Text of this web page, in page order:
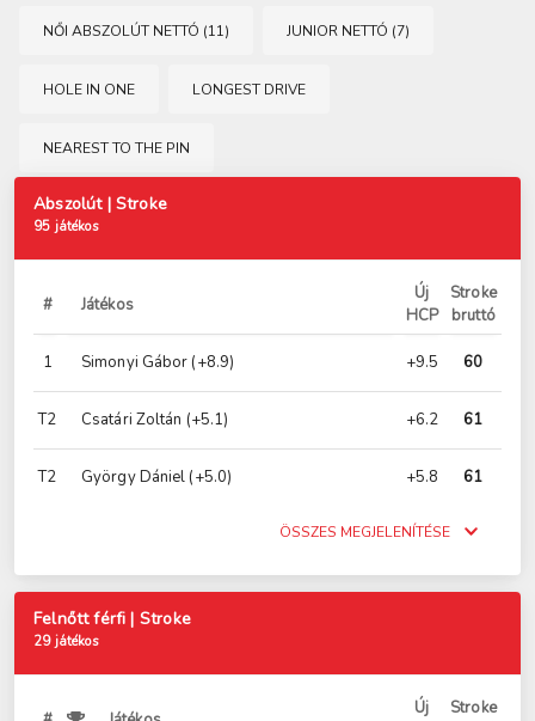
NŐI ABSZOLÚT NETTÓ (11) JUNIOR NETTÓ (7)
HOLE IN ONE LONGEST DRIVE
NEAREST TO THE PIN
Abszolút | Stroke
95 játékos
# Játékos
Új
HCP
Stroke
bruttó
1 Simonyi Gábor(+8.9) +9.5 60
T2 Csatári Zoltán (+5.1) +6.2 61
T2 György Dániel(+5.0) +5.8 61
ÖSSZES MEGJELENÍTÉSE
Felnőtt férfi | Stroke
29 játékos
Új
Stroke